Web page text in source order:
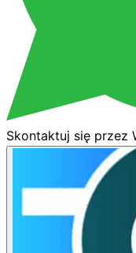
Skontaktuj się przez